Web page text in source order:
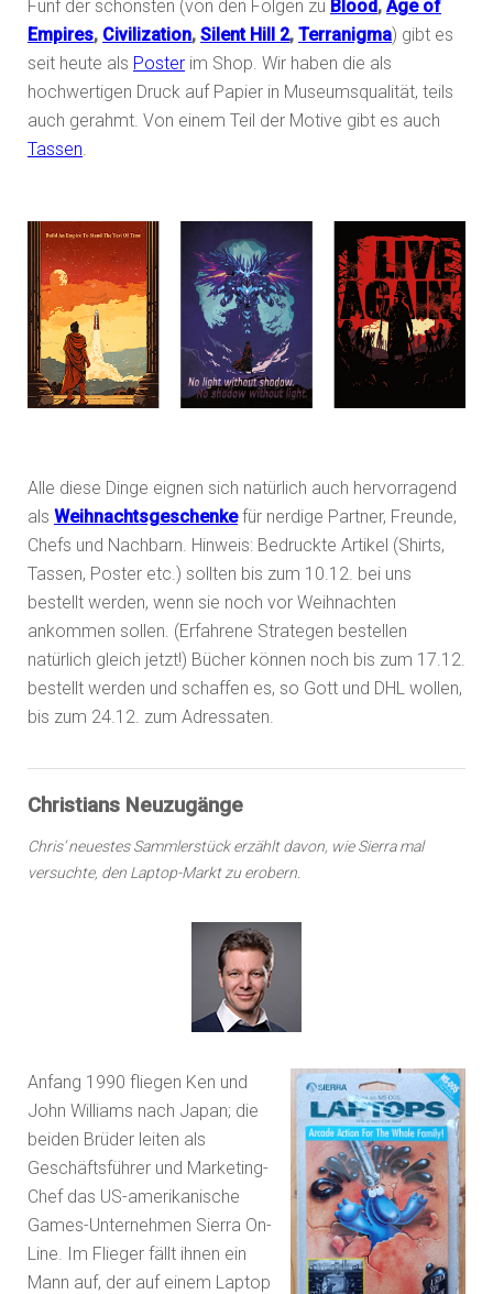
Fünf der schönsten (von den Folgen zu Blood, Age of
Empires, Civilization, Silent Hill 2, Terranigma) gibt es
seit heute als Poster im Shop. Wir haben die als
hochwertigen Druck auf Papier in Museumsqualität, teils
auch gerahmt. Von einem Teil der Motive gibt es auch
Tassen.
Alle diese Dinge eignen sich natürlich auch hervorragend
als Weihnachtsgeschenkefür nerdige Partner, Freunde,
Chefs und Nachbarn. Hinweis: Bedruckte Artikel (Shirts,
Tassen, Poster etc.) sollten bis zum 10.12. bei uns
bestellt werden, wenn sie noch vor Weihnachten
ankommen sollen. (Erfahrene Strategen bestellen
natürlich gleich jetzt!) Bücher können noch bis zum 17.12.
bestellt werden und schaffen es, so Gott und DHL wollen,
bis zum 24.12. zum Adressaten.
Christians Neuzugänge
Chris‘ neuestes Sammlerstück erzählt davon, wie Sierra mal
versuchte, den Laptop-Markt zu erobern.
Anfang 1990 fliegen Ken und
John Williams nach Japan; die
beiden Brüder leiten als
Geschäftsführer und Marketing-
Chef das US-amerikanische
Games-Unternehmen Sierra On-
Line. Im Flieger fällt ihnen ein
Mann auf, der auf einem Laptop